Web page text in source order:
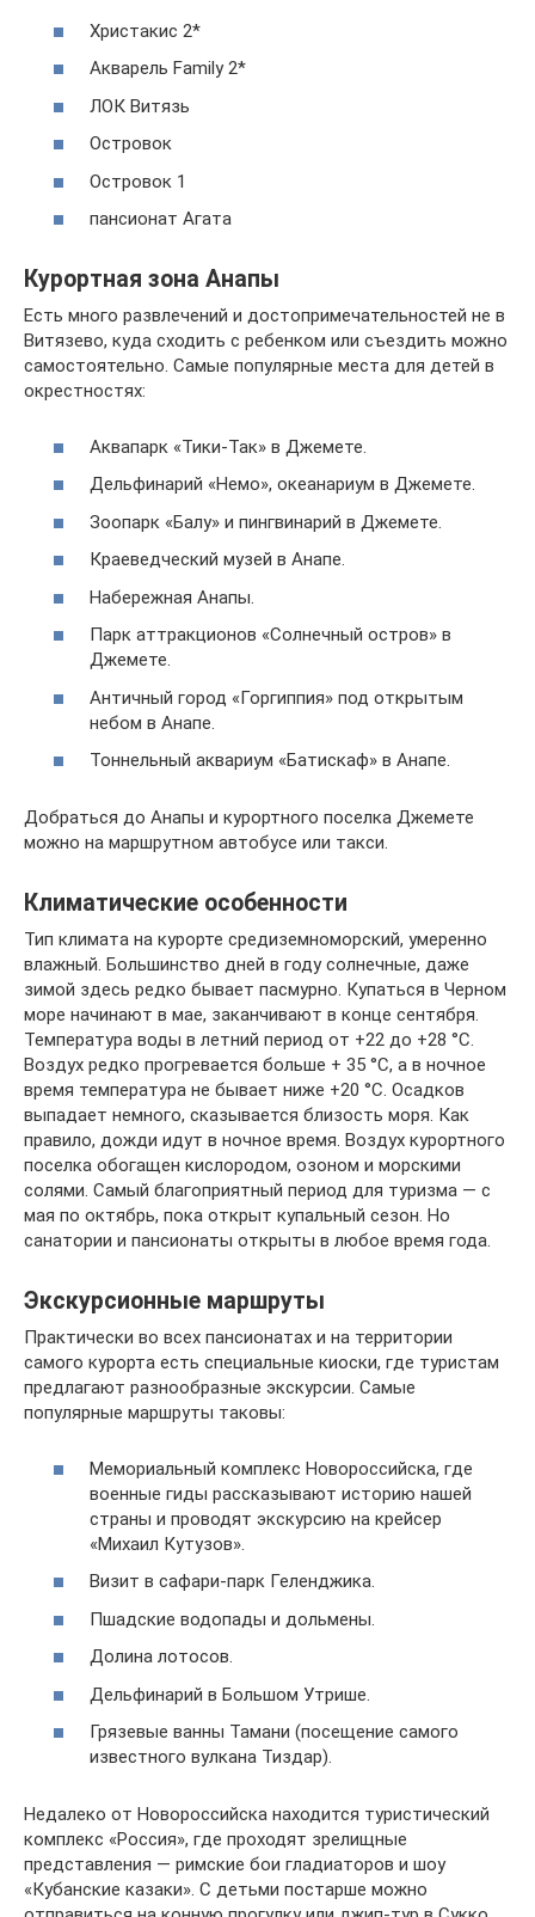
Христакис 2*
Акварель Family 2*
ЛОК Витязь
Островок
Островок 1
пансионат Агата
Курортная зона Анапы
Есть много развлечений и достопримечательностей не в
Витязево, куда сходить с ребенком или съездить можно
самостоятельно. Самые популярные места для детей в
окрестностях:
Аквапарк «Тики-Так» в Джемете.
Дельфинарий «Немо», океанариум в Джемете.
Зоопарк «Балу» и пингвинарий в Джемете.
Краеведческий музей в Анапе.
Набережная Анапы.
Парк аттракционов «Солнечный остров» в
Джемете.
Античный город «Горгиппия» под открытым
небом в Анапе.
Тоннельный аквариум «Батискаф» в Анапе.
Добраться до Анапы и курортного поселка Джемете
можно на маршрутном автобусе или такси.
Климатические особенности
Тип климата на курорте средиземноморский, умеренно
влажный. Большинство дней в году солнечные, даже
зимой здесь редко бывает пасмурно. Купаться в Черном
море начинают в мае, заканчивают в конце сентября.
Температура воды в летний период от +22 до +28 °С.
Воздух редко прогревается больше + 35 °С, а в ночное
время температура не бывает ниже +20 °С. Осадков
выпадает немного, сказывается близость моря. Как
правило, дожди идут в ночное время. Воздух курортного
поселка обогащен кислородом, озоном и морскими
солями. Самый благоприятный период для туризма — с
мая по октябрь, пока открыт купальный сезон. Но
санатории и пансионаты открыты в любое время года.
Экскурсионные маршруты
Практически во всех пансионатах и на территории
самого курорта есть специальные киоски, где туристам
предлагают разнообразные экскурсии. Самые
популярные маршруты таковы:
Мемориальный комплекс Новороссийска, где
военные гиды рассказывают историю нашей
страны и проводят экскурсию на крейсер
«Михаил Кутузов».
Визит в сафари-парк Геленджика.
Пшадские водопады и дольмены.
Долина лотосов.
Дельфинарий в Большом Утрише.
Грязевые ванны Тамани (посещение самого
известного вулкана Тиздар).
Недалеко от Новороссийска находится туристический
комплекс «Россия», где проходят зрелищные
представления — римские бои гладиаторов и шоу
«Кубанские казаки». С детьми постарше можно